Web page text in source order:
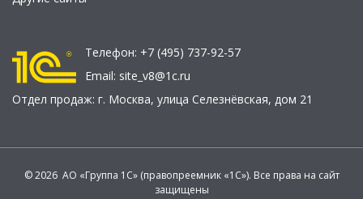
Телефон: +7 (495) 737-92-57
Email: site_v8@1c.ru
Отдел продаж: г. Москва, улица Селезнёвская, дом 21
© 2026 АО «Группа 1С» (правопреемник «1С»). Все права на сайт
защищены